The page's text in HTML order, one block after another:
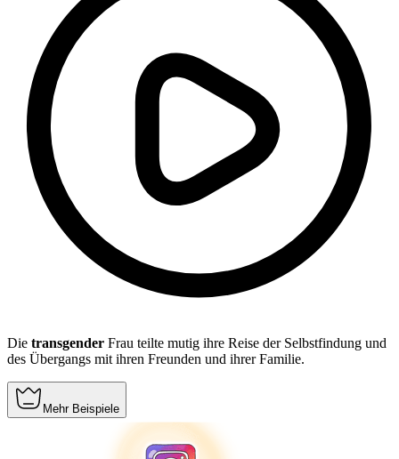
Die transgender Frau teilte mutig ihre Reise der Selbstfindung und
des Übergangs mit ihren Freunden und ihrer Familie.
Mehr Beispiele